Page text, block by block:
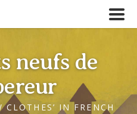
neufs de
CLOTHES’ IN FRENCH